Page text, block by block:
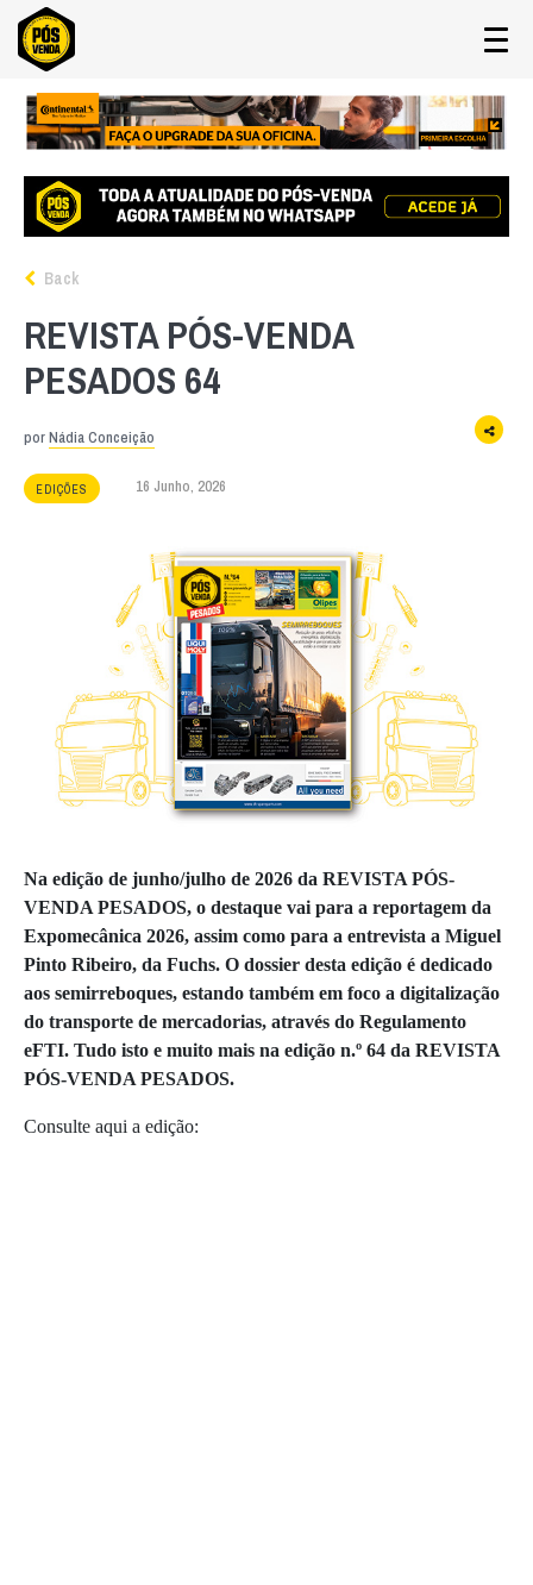
Back
REVISTA PÓS-VENDA
PESADOS 64
porNádia Conceição
EDIÇÕES 16 Junho, 2026
Na edição de junho/julho de 2026 da REVISTA PÓS-
VENDA PESADOS, o destaque vai para a reportagem da
Expomecânica 2026, assim como para a entrevista a Miguel
Pinto Ribeiro, da Fuchs. O dossier desta edição é dedicado
aos semirreboques, estando também em foco a digitalização
do transporte de mercadorias, através do Regulamento
eFTI. Tudo isto e muito mais na edição n.º 64 da REVISTA
PÓS-VENDA PESADOS.
Consulte aqui a edição: